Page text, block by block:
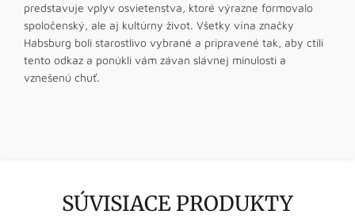
predstavuje vplyv osvietenstva, ktoré výrazne formovalo
spoločenský, ale aj kultúrny život. Všetky vína značky
Habsburg boli starostlivo vybrané a pripravené tak, aby ctili
tento odkaz a ponúkli vám závan slávnej minulosti a
vznešenú chuť.
SÚVISIACE PRODUKTY